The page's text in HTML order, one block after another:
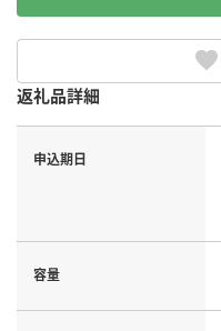
返礼品詳細
申込期日
容量